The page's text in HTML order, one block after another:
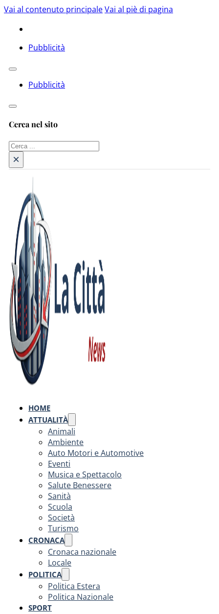
Vai al contenuto principaleVai al piè di pagina
Pubblicità
Pubblicità
Cerca nel sito
Cerca
×
HOME
ATTUALITÀ
Animali
Ambiente
Auto Motori e Automotive
Eventi
Musica e Spettacolo
Salute Benessere
Sanità
Scuola
Società
Turismo
CRONACA
Cronaca nazionale
Locale
POLITICA
Politica Estera
Politica Nazionale
SPORT